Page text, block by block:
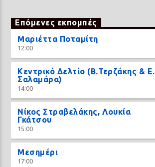
Επόμενες εκπομπές
Μαριέττα Ποταμίτη
12:00
Κεντρικό Δελτίο (Β.Τερζάκης & Ε.
Σαλαμάρα)
14:00
Νίκος Στραβελάκης, Λουκία
Γκάτσου
15:00
Μεσημέρι
17:00